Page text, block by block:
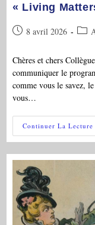
« Living
Publication
8 avril 2026
Post
Chères et chers
communiquer le
comme vous le savez,
vous…
Continuer La Lecture